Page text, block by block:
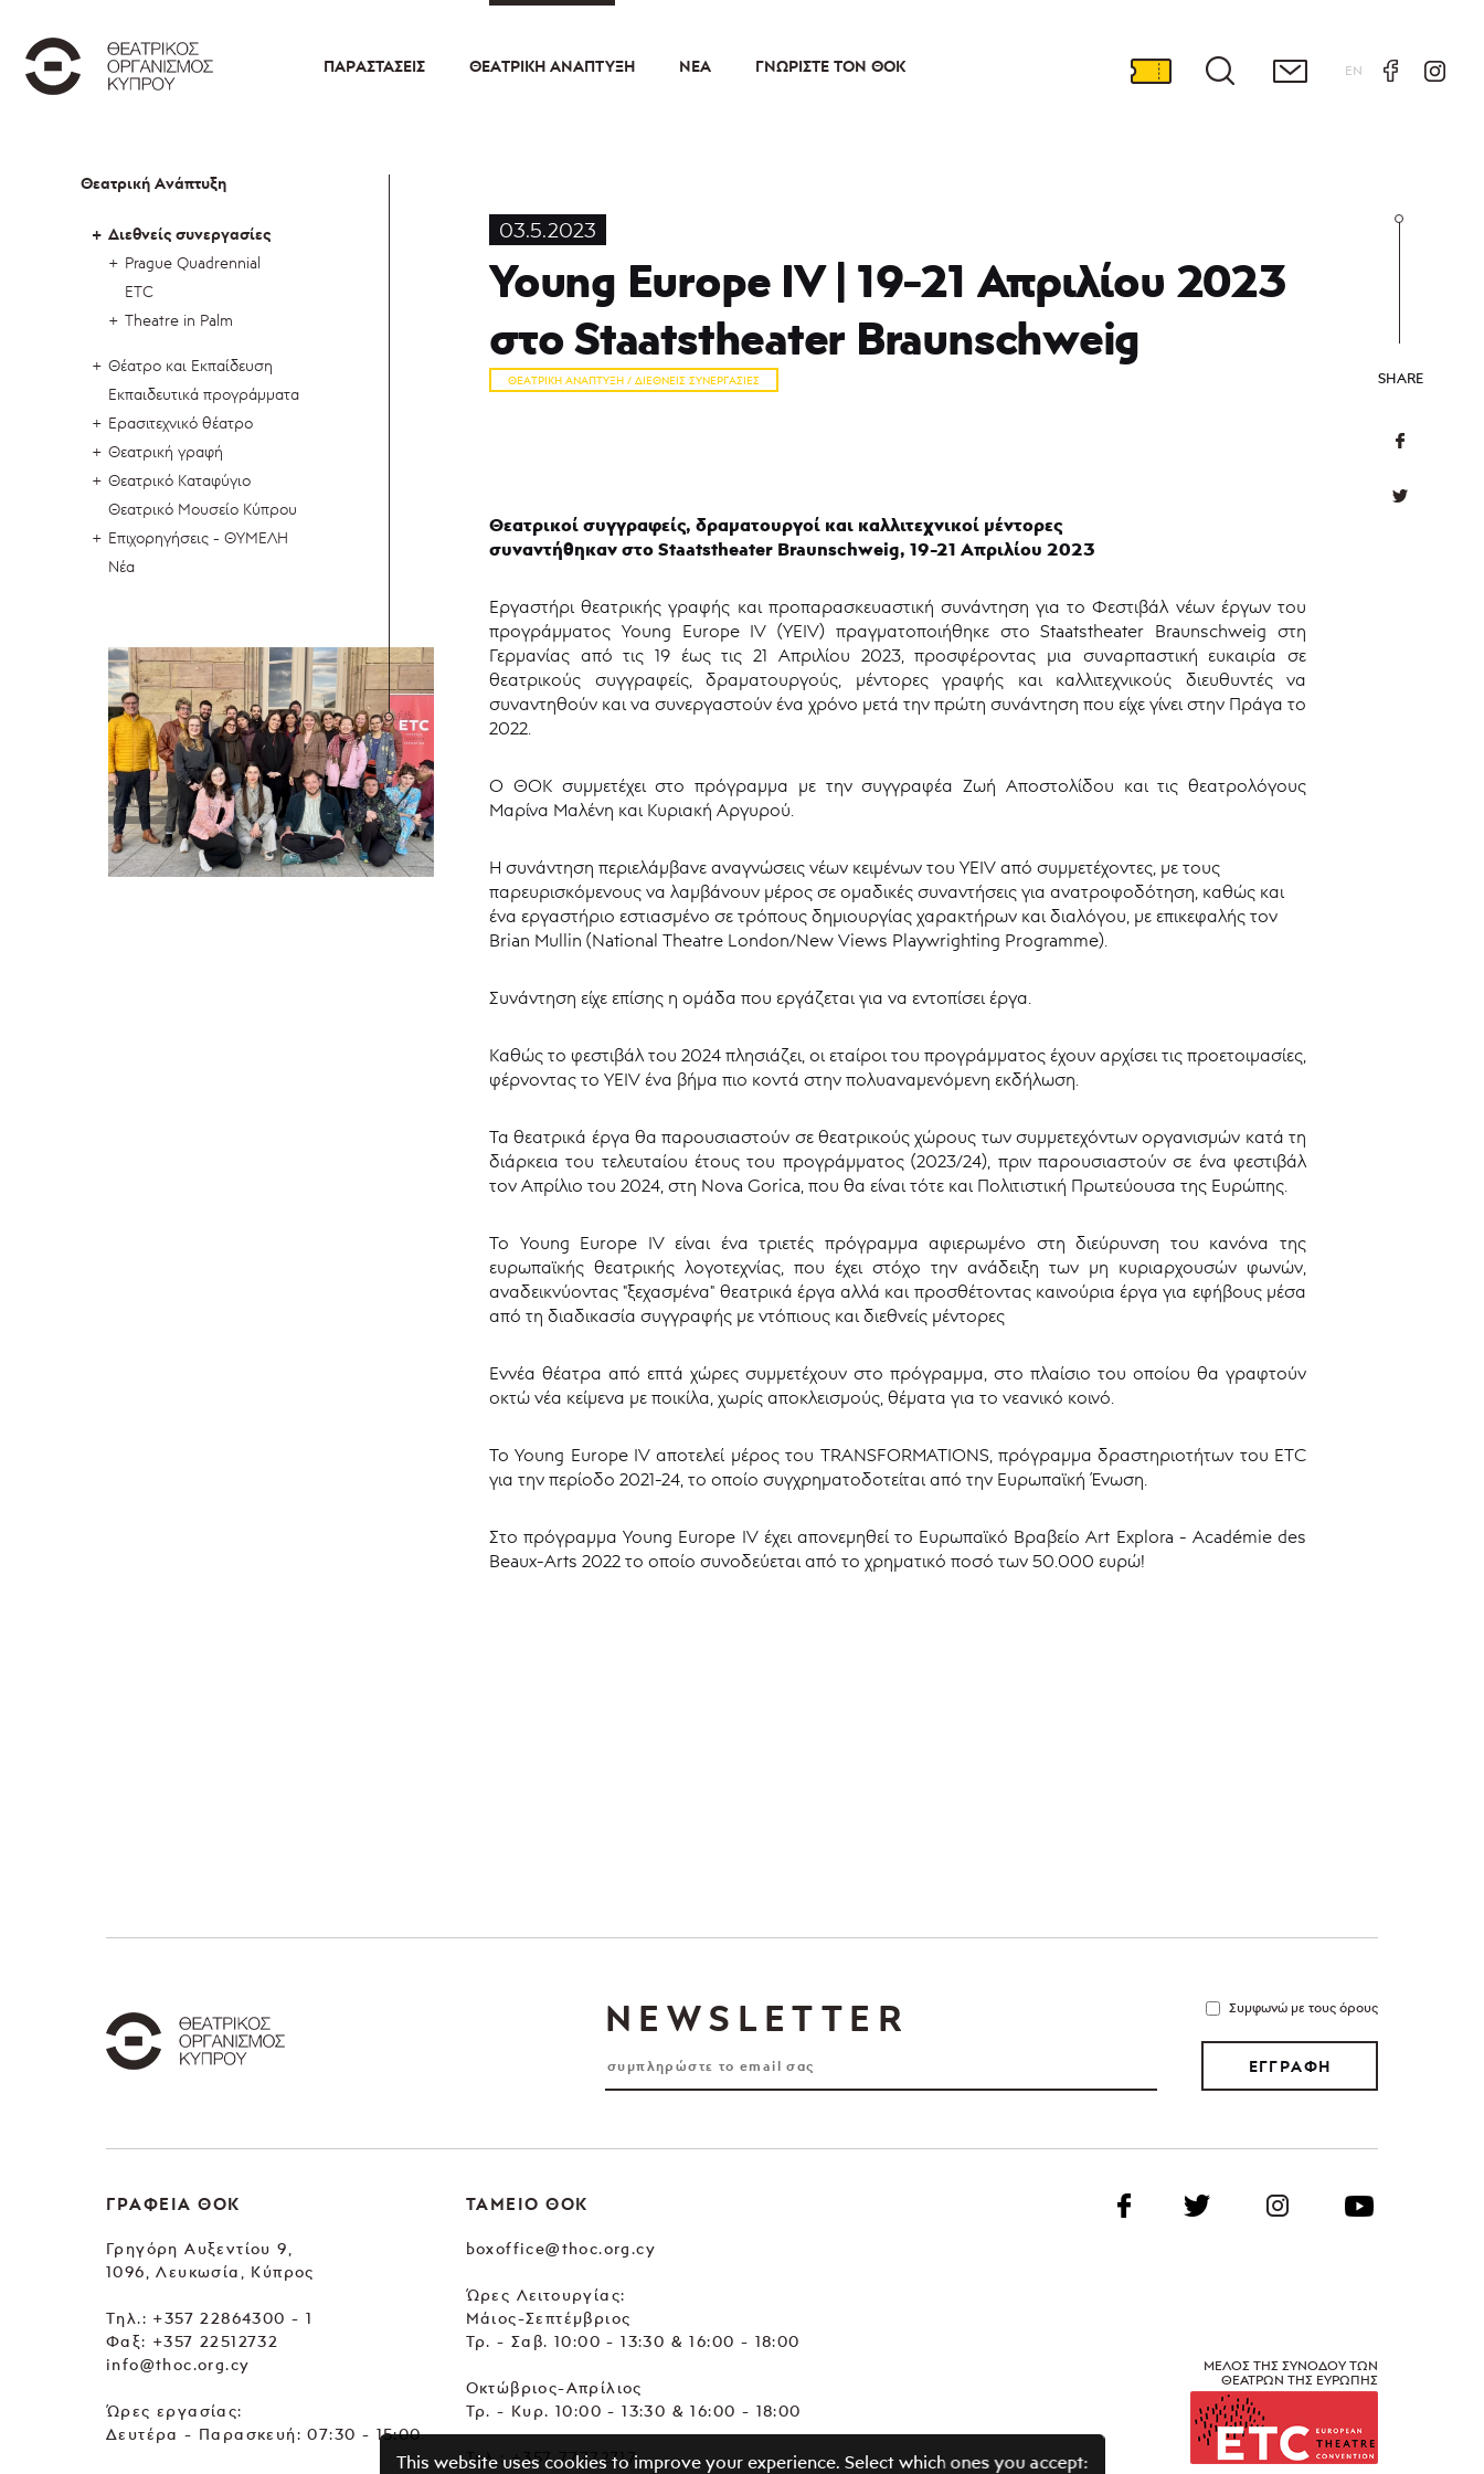
ΠΑΡΑΣΤΆΣΕΙΣ ΘΕΑΤΡΙΚΉ ΑΝΆΠΤΥΞΗ ΝΈΑ ΓΝΩΡΊΣΤΕ ΤΟΝ ΘΟΚ EN
03.5.2023
Young Europe IV | 19-21 Απριλίου 2023
στο Staatstheater Braunschweig
ΘΕΑΤΡΙΚΉ ΑΝΆΠΤΥΞΗ / ΔΙΕΘΝΕΊΣ ΣΥΝΕΡΓΑΣΊΕΣ SHARE
Θεατρικοί συγγραφείς, δραματουργοί και καλλιτεχνικοί μέντορες
συναντήθηκανστοStaatstheater Braunschweig, 19-21 Απριλίου 2023
Εργαστήρι θεατρικής γραφής και προπαρασκευαστική συνάντηση για το Φεστιβάλ νέων έργων του
προγράμματος Young Europe IV (YEIV) πραγματοποιήθηκε στο Staatstheater Braunschweig στη
Γερμανίας από τις 19 έως τις 21 Απριλίου 2023, προσφέροντας μια συναρπαστική ευκαιρία σε
θεατρικούς συγγραφείς, δραματουργούς, μέντορες γραφής και καλλιτεχνικούς διευθυντές να
συναντηθούν και να συνεργαστούν ένα χρόνο μετά την πρώτη συνάντηση που είχε γίνει στην Πράγα το
2022.
Ο ΘΟΚ συμμετέχει στο πρόγραμμα με την συγγραφέα Ζωή Αποστολίδου και τις θεατρολόγους
Μαρίνα Μαλένη και Κυριακή Αργυρού.
Η συνάντηση περιελάμβανε αναγνώσεις νέων κειμένων του YEIV από συμμετέχοντες, με τους
παρευρισκόμενους να λαμβάνουν μέρος σε ομαδικές συναντήσεις για ανατροφοδότηση, καθώς και
ένα εργαστήριο εστιασμένο σε τρόπους δημιουργίας χαρακτήρων και διαλόγου, με επικεφαλής τον
Brian Mullin (National Theatre London/New Views Playwrighting Programme).
Συνάντηση είχε επίσης η ομάδα που εργάζεται για να εντοπίσει έργα.
Καθώς το φεστιβάλ του 2024 πλησιάζει, οι εταίροι του προγράμματος έχουν αρχίσει τις προετοιμασίες,
φέρνοντας το YEIV ένα βήμα πιο κοντά στην πολυαναμενόμενη εκδήλωση.
Τα θεατρικά έργα θα παρουσιαστούν σε θεατρικούς χώρους των συμμετεχόντων οργανισμών κατά τη
διάρκεια του τελευταίου έτους του προγράμματος (2023/24), πριν παρουσιαστούν σε ένα φεστιβάλ
τον Απρίλιο του 2024, στη Nova Gorica, που θα είναι τότε και Πολιτιστική Πρωτεύουσα της Ευρώπης.
Το Young Europe IV είναι ένα τριετές πρόγραμμα αφιερωμένο στη διεύρυνση του κανόνα της
ευρωπαϊκής θεατρικής λογοτεχνίας, που έχει στόχο την ανάδειξη των μη κυριαρχουσών φωνών,
αναδεικνύοντας "ξεχασμένα" θεατρικά έργα αλλά και προσθέτοντας καινούρια έργα για εφήβους μέσα
από τη διαδικασία συγγραφής με ντόπιους και διεθνείς μέντορες
Εννέα θέατρα από επτά χώρες συμμετέχουν στο πρόγραμμα, στο πλαίσιο του οποίου θα γραφτούν
οκτώ νέα κείμενα με ποικίλα, χωρίς αποκλεισμούς, θέματα για το νεανικό κοινό.
Το Young Europe IV αποτελεί μέρος του TRANSFORMATIONS, πρόγραμμα δραστηριοτήτων του ETC
για την περίοδο 2021-24, το οποίο συγχρηματοδοτείται από την Ευρωπαϊκή Ένωση.
Στο πρόγραμμα Young Europe IV έχει απονεμηθεί το Ευρωπαϊκό Βραβείο Art Explora - Académie des
Beaux-Arts 2022 το οποίο συνοδεύεται από το χρηματικό ποσό των 50.000 ευρώ!
Θεατρική Ανάπτυξη
Διεθνείς συνεργασίες
Prague Quadrennial
ETC
Theatre in Palm
Θέατρο και Εκπαίδευση
Εκπαιδευτικά προγράμματα
Ερασιτεχνικό θέατρο
Θεατρική γραφή
Θεατρικό Καταφύγιο
Θεατρικό Μουσείο Κύπρου
Επιχορηγήσεις - ΘΥΜΕΛΗ
Νέα
NEWSLETTER Συμφωνώ με τους όρους
ΕΓΓΡΑΦΗ
ΓΡΑΦΕΙΑ ΘΟΚ
Γρηγόρη Αυξεντίου 9,
1096, Λευκωσία, Κύπρος
Tηλ.: +357 22864300 - 1
Φαξ: +357 22512732
info@thoc.org.cy
Ώρες εργασίας:
Δευτέρα - Παρασκευή: 07:30 - 15:00
ΤΑΜΕΙΟ ΘΟΚ
boxoffice@thoc.org.cy
Ώρες Λειτουργίας:
Μάιος-Σεπτέμβριος
Τρ. - Σαβ. 10:00 - 13:30 & 16:00 - 18:00
Οκτώβριος-Απρίλιος
Τρ. - Κυρ. 10:00 - 13:30 & 16:00 - 18:00
Τηλ.:+357 77772717
ΜΕΛΟΣ ΤΗΣ ΣΥΝΟΔΟΥ ΤΩΝ
ΘΕΑΤΡΩΝ ΤΗΣ ΕΥΡΩΠΗΣ
This website uses cookies to improve your experience. Select which ones you accept: